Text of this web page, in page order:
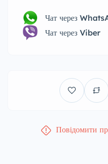
Чат через
Чат через Viber
Повідомити